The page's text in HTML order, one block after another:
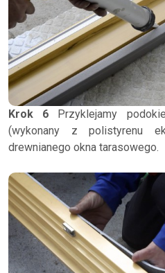
Krok 6 Przyklejamy
(wykonany z polistyrenu
drewnianego okna tarasowego.